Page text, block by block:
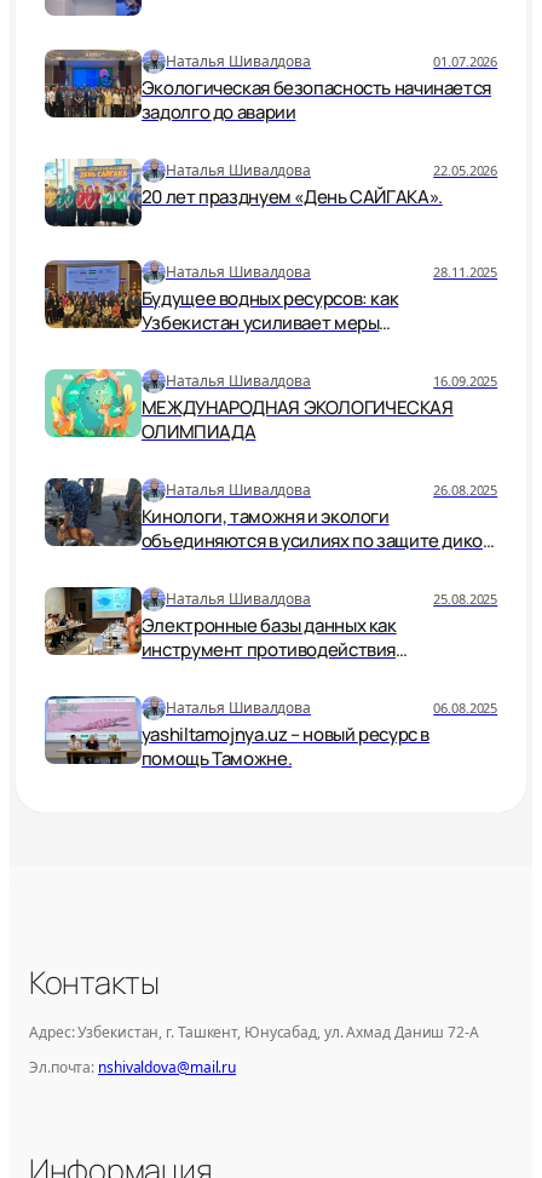
Наталья Шивалдова 01.07.2026
Экологическая безопасность начинается
задолго до аварии
Наталья Шивалдова 22.05.2026
20 лет празднуем «День САЙГАКА».
Наталья Шивалдова 28.11.2025
Будущее водных ресурсов: как
Узбекистан усиливает меры
Наталья Шивалдова 16.09.2025
МЕЖДУНАРОДНАЯ ЭКОЛОГИЧЕСКАЯ
ОЛИМПИАДА
Наталья Шивалдова 26.08.2025
Кинологи, таможня и экологи
объединяются в усилиях по защите дикой
Наталья Шивалдова 25.08.2025
Электронные базы данных как
инструмент противодействия
Наталья Шивалдова 06.08.2025
yashiltamojnya.uz – новый ресурс в
помощь Таможне.
Контакты
Адрес: Узбекистан, г. Ташкент, Юнусабад, ул. Ахмад Даниш 72-А
Эл.почта: nshivaldova@mail.ru